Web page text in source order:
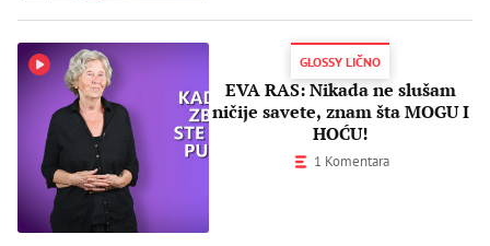
GLOSSY LIČNO
EVA RAS: Nikada ne slušam
ničije savete, znam šta MOGU I
HOĆU!
1 Komentara